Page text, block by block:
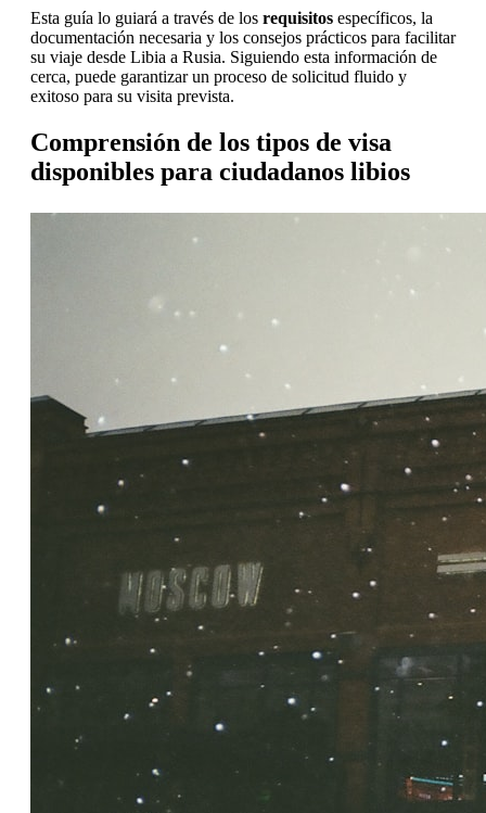
Esta guía lo guiará a través de los requisitos específicos, la
documentación necesaria y los consejos prácticos para facilitar
su viaje desde Libia a Rusia. Siguiendo esta información de
cerca, puede garantizar un proceso de solicitud fluido y
exitoso para su visita prevista.
Comprensión de los tipos de visa
disponibles para ciudadanos libios